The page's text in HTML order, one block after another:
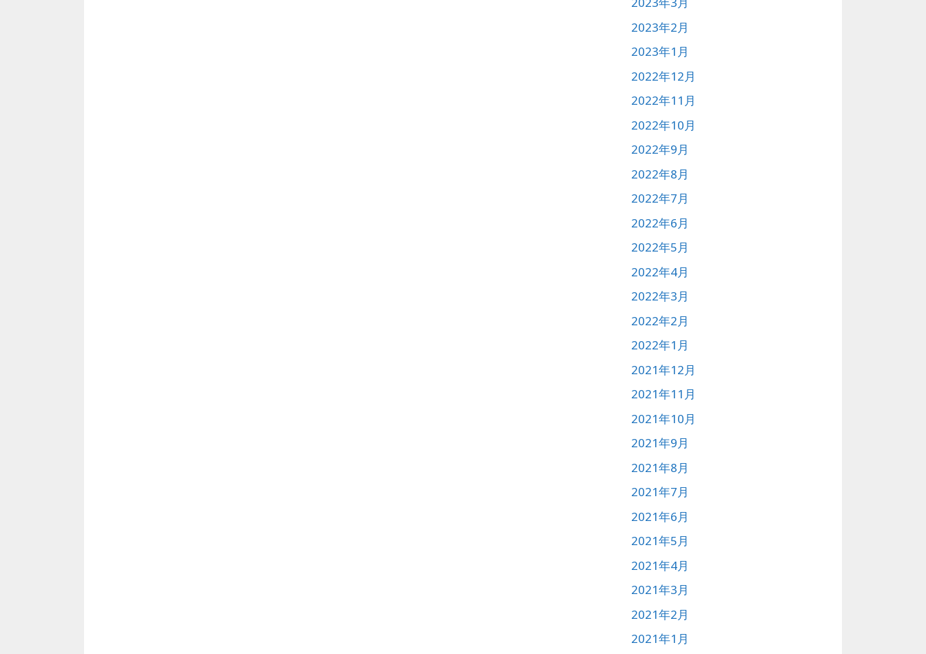
2023年2月
2023年1月
2022年12月
2022年11月
2022年10月
2022年9月
2022年8月
2022年7月
2022年6月
2022年5月
2022年4月
2022年3月
2022年2月
2022年1月
2021年12月
2021年11月
2021年10月
2021年9月
2021年8月
2021年7月
2021年6月
2021年5月
2021年4月
2021年3月
2021年2月
2021年1月